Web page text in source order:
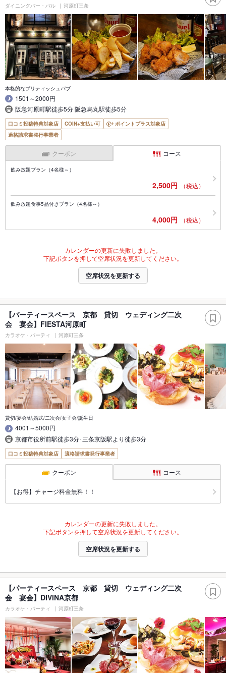
ダイニングバー・バル 河原町三条
本格的なブリティッシュパブ
1501～2000円
阪急河原町駅徒歩5分 阪急烏丸駅徒歩5分
口コミ投稿特典対象店 COIN+支払い可
ポイントプラス対象店
適格請求書発行事業者
クーポン コース
飲み放題プラン（4名様～）
2,500円 （税込）
飲み放題食事5品付きプラン（4名様～）
4,000円 （税込）
カレンダーの更新に失敗しました。
下記ボタンを押して空席状況を更新してください。
空席状況を更新する
【パーティースペース 京都 貸切 ウェディング二次
会 宴会】FIESTA河原町
カラオケ・パーティ 河原町三条
貸切/宴会/結婚式/二次会/女子会/誕生日
4001～5000円
京都市役所前駅徒歩3分･三条京阪駅より徒歩3分
口コミ投稿特典対象店 適格請求書発行事業者
クーポン コース
【お得】チャージ料金無料！！
カレンダーの更新に失敗しました。
下記ボタンを押して空席状況を更新してください。
空席状況を更新する
【パーティースペース 京都 貸切 ウェディング二次
会 宴会】DIVINA京都
カラオケ・パーティ 河原町三条